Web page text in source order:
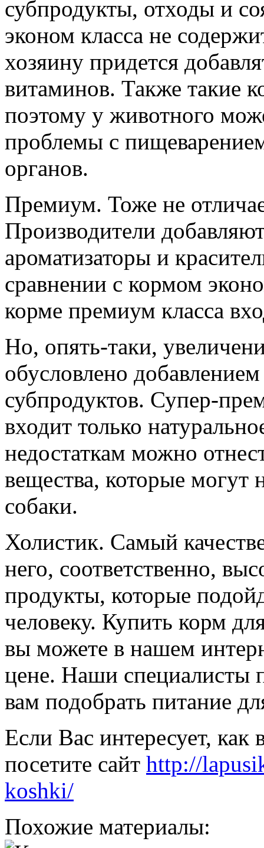
субпродукты, отходы и
эконом класса не
хозяину придется
витаминов. Также такие
поэтому у животного
проблемы с
органов.
Премиум. Тоже не
Производители
ароматизаторы и
сравнении с кормом
корме премиум класса
Но, опять-таки,
обусловлено
субпродуктов. Супер-
входит только
недостаткам можно
вещества, которые могут
собаки.
Холистик. Самый
него, соответственно,
продукты, которые
человеку. Купить корм
вы можете в нашем
цене. Наши специалисты
вам подобрать питание
Если Вас интересует,
посетите сайт http://
koshki/
Похожие материалы: